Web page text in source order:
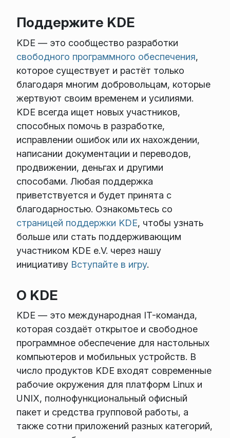
Поддержите KDE
KDE — это сообщество разработки
свободного программного обеспечения,
которое существует и растёт только
благодаря многим добровольцам, которые
жертвуют своим временем и усилиями.
KDE всегда ищет новых участников,
способных помочь в разработке,
исправлении ошибок или их нахождении,
написании документации и переводов,
продвижении, деньгах и другими
способами. Любая поддержка
приветствуется и будет принята с
благодарностью. Ознакомьтесь со
страницей поддержки KDE, чтобы узнать
больше или стать поддерживающим
участником KDE e.V. через нашу
инициативу Вступайте в игру.
О KDE
KDE — это международная IT-команда,
которая создаёт открытое и свободное
программное обеспечение для настольных
компьютеров и мобильных устройств. В
число продуктов KDE входят современные
рабочие окружения для платформ Linux и
UNIX, полнофункциональный офисный
пакет и средства групповой работы, а
также сотни приложений разных категорий,